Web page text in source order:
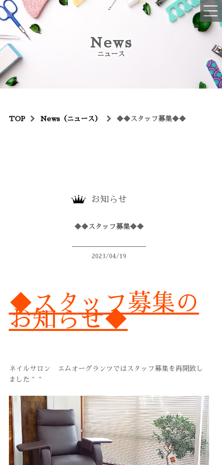
ご予約・お問い合わせはコチラ
045-516-2076
OPEN : 10:00~19:00
CLOSED : 不定休、年末年始
コンサル
イベント
WEB予約
News
ニュース
TOP News（ニュース） ◆◆スタッフ募集◆◆
お知らせ
◆◆スタッフ募集◆◆
2023/04/19
◆スタッフ募集の
お知らせ◆
ネイルサロン エムオーグランツではスタッフ募集を再開致し
ました＾＾